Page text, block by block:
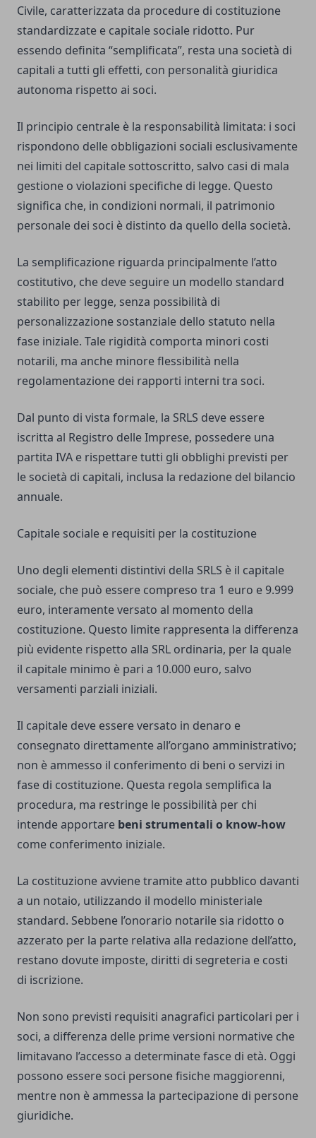
Civile, caratterizzata da procedure di costituzione
standardizzate e capitale sociale ridotto. Pur
essendo definita “semplificata”, resta una società di
capitali a tutti gli effetti, con personalità giuridica
autonoma rispetto ai soci.
Il principio centrale è la responsabilità limitata: i soci
rispondono delle obbligazioni sociali esclusivamente
nei limiti del capitale sottoscritto, salvo casi di mala
gestione o violazioni specifiche di legge. Questo
significa che, in condizioni normali, il patrimonio
personale dei soci è distinto da quello della società.
La semplificazione riguarda principalmente l’atto
costitutivo, che deve seguire un modello standard
stabilito per legge, senza possibilità di
personalizzazione sostanziale dello statuto nella
fase iniziale. Tale rigidità comporta minori costi
notarili, ma anche minore flessibilità nella
regolamentazione dei rapporti interni tra soci.
Dal punto di vista formale, la SRLS deve essere
iscritta al Registro delle Imprese, possedere una
partita IVA e rispettare tutti gli obblighi previsti per
le società di capitali, inclusa la redazione del bilancio
annuale.
Capitale sociale e requisiti per la costituzione
Uno degli elementi distintivi della SRLS è il capitale
sociale, che può essere compreso tra 1 euro e 9.999
euro, interamente versato al momento della
costituzione. Questo limite rappresenta la differenza
più evidente rispetto alla SRL ordinaria, per la quale
il capitale minimo è pari a 10.000 euro, salvo
versamenti parziali iniziali.
Il capitale deve essere versato in denaro e
consegnato direttamente all’organo amministrativo;
non è ammesso il conferimento di beni o servizi in
fase di costituzione. Questa regola semplifica la
procedura, ma restringe le possibilità per chi
intende apportare beni strumentali o know-how
come conferimento iniziale.
La costituzione avviene tramite atto pubblico davanti
a un notaio, utilizzando il modello ministeriale
standard. Sebbene l’onorario notarile sia ridotto o
azzerato per la parte relativa alla redazione dell’atto,
restano dovute imposte, diritti di segreteria e costi
di iscrizione.
Non sono previsti requisiti anagrafici particolari per i
soci, a differenza delle prime versioni normative che
limitavano l’accesso a determinate fasce di età. Oggi
possono essere soci persone fisiche maggiorenni,
mentre non è ammessa la partecipazione di persone
giuridiche.